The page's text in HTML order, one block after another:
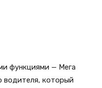
функциями — Мега
водителя, который